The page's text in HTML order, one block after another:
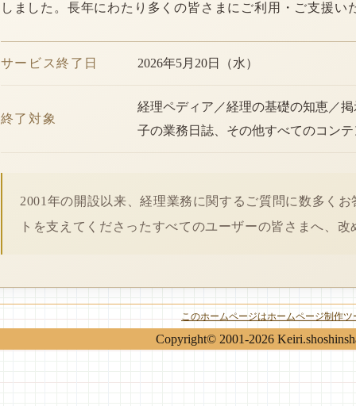
しました。長年にわたり多くの皆さまにご利用・ご支援い
サービス終了日 2026年5月20日（水）
終了対象
経理ペディア／経理の基礎の知恵／
子の業務日誌、その他すべてのコンテ
2001年の開設以来、経理業務に関するご質問に数多く
トを支えてくださったすべてのユーザーの皆さまへ、改
このホームページはホームページ制作
Copyright© 2001-2026